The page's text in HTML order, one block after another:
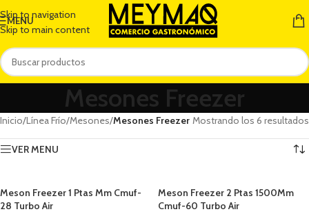
Skip to navigation
Skip to main content
MENU
Mesones Freezer
Inicio/Línea Frío/Mesones/Mesones Freezer Mostrando los 6 resultados
VER MENU
Meson Freezer 1 Ptas Mm Cmuf-
28 Turbo Air
Meson Freezer 2 Ptas 1500Mm
Cmuf-60 Turbo Air